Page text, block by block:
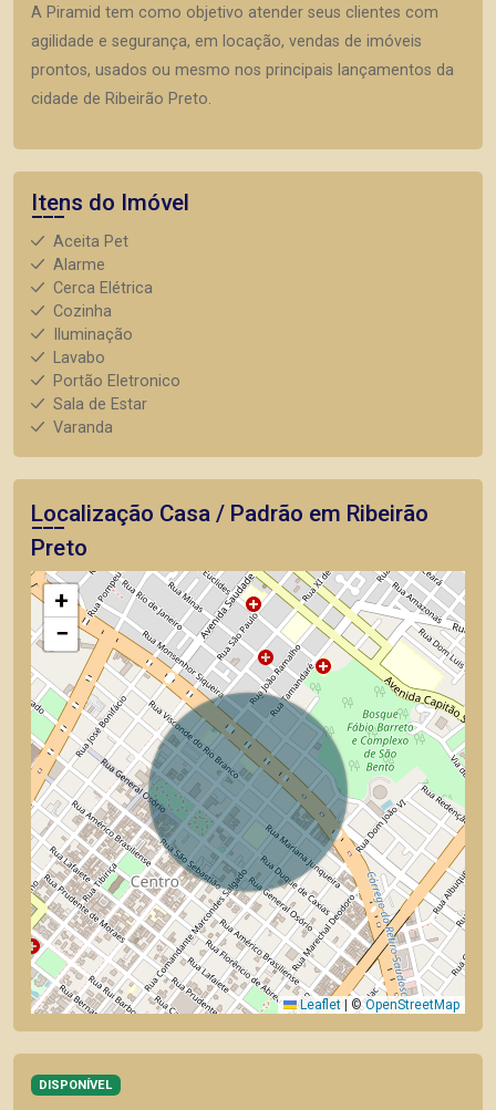
A Piramid tem como objetivo atender seus clientes com
agilidade e segurança, em locação, vendas de imóveis
prontos, usados ou mesmo nos principais lançamentos da
cidade de Ribeirão Preto.
Itens do Imóvel
Aceita Pet
Alarme
Cerca Elétrica
Cozinha
Iluminação
Lavabo
Portão Eletronico
Sala de Estar
Varanda
Localização Casa / Padrão em Ribeirão
Preto
+
−
Leaflet | ©OpenStreetMap
DISPONÍVEL